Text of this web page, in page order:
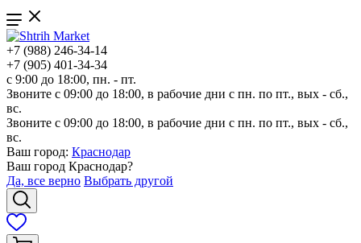
+7 (988) 246-34-14
+7 (905) 401-34-34
с 9:00 до 18:00, пн. - пт.
Звоните с 09:00 до 18:00, в рабочие дни с пн. по пт., вых - сб.,
вс.
Звоните с 09:00 до 18:00, в рабочие дни с пн. по пт., вых - сб.,
вс.
Ваш город: Краснодар
Ваш город Краснодар?
Да, все верно Выбрать другой